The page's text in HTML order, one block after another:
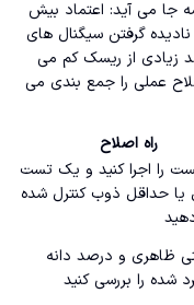
جا می آید: اعتماد بیش
گرفتن سیگنال های
زیادی از ریسک کم می
عملی را جمع بندی می
راه اصلاح
را اجرا کنید و یک تست
حداقل ذوب کنترل شده
ظاهری و درصد دانه
شده را بررسی کنید